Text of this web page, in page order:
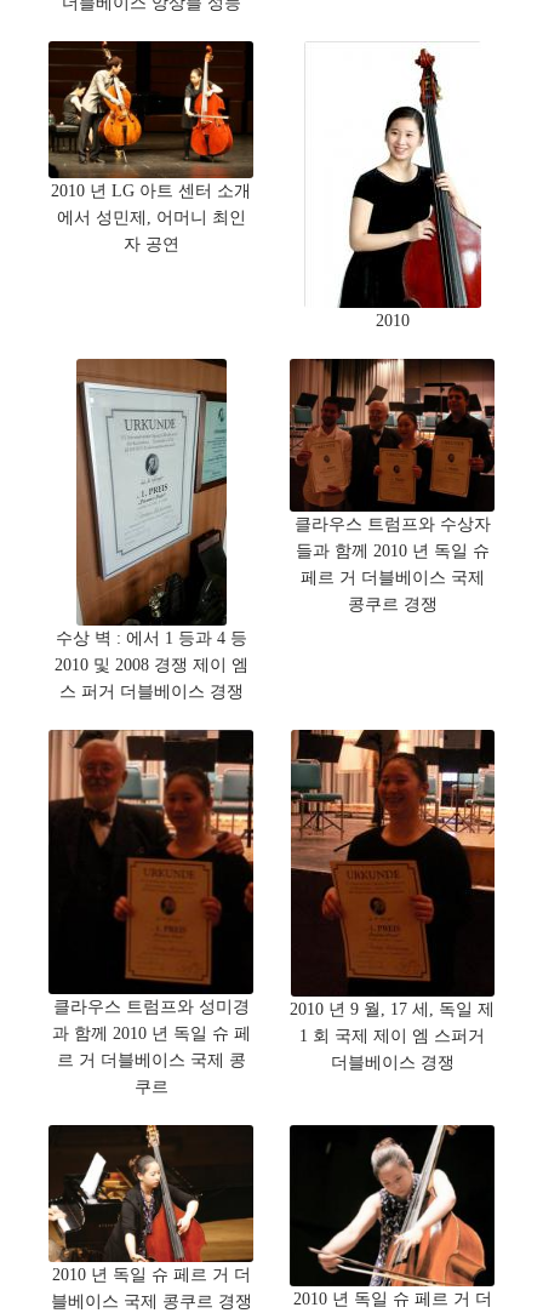
2010 년 LG 아트 센터 소개
에서 성민제, 어머니 최인
자 공연
2010
수상 벽 : 에서 1 등과 4 등
2010 및 2008 경쟁 제이 엠
스 퍼거 더블베이스 경쟁
클라우스 트럼프와 수상자
들과 함께 2010 년 독일 슈
페르 거 더블베이스 국제
콩쿠르 경쟁
클라우스 트럼프와 성미경
과 함께 2010 년 독일 슈 페
르 거 더블베이스 국제 콩
쿠르
2010 년 9 월, 17 세, 독일 제
1 회 국제 제이 엠 스퍼거
더블베이스 경쟁
2010 년 독일 슈 페르 거 더
블베이스 국제 콩쿠르 경쟁
2010 년 독일 슈 페르 거 더